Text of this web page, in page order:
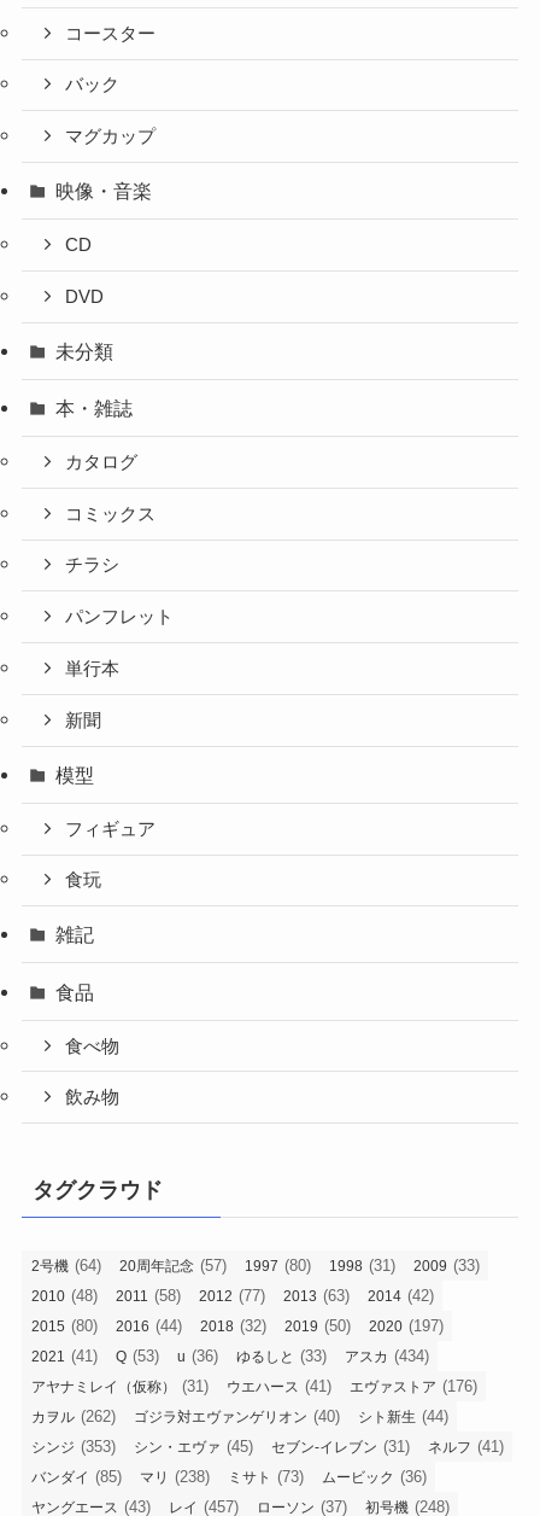
コースター
バック
マグカップ
映像・音楽
CD
DVD
未分類
本・雑誌
カタログ
コミックス
チラシ
パンフレット
単行本
新聞
模型
フィギュア
食玩
雑記
食品
食べ物
飲み物
タグクラウド
2号機 (64) 20周年記念 (57) 1997 (80) 1998 (31) 2009 (33)
2010 (48) 2011 (58) 2012 (77) 2013 (63) 2014 (42)
2015 (80) 2016 (44) 2018 (32) 2019 (50) 2020 (197)
2021 (41) Q (53) u (36) ゆるしと (33) アスカ (434)
アヤナミレイ（仮称） (31) ウエハース (41) エヴァストア (176)
カヲル (262) ゴジラ対エヴァンゲリオン (40) シト新生 (44)
シンジ (353) シン・エヴァ (45) セブン-イレブン (31) ネルフ (41)
バンダイ (85) マリ (238) ミサト (73) ムービック (36)
ヤングエース (43) レイ (457) ローソン (37) 初号機 (248)